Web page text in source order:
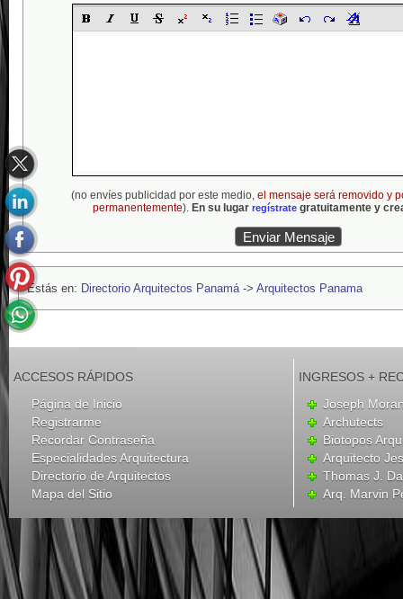
(no envíes publicidad por este medio, el mensaje será removido y
permanentemente). En su lugar regístrategratuitamente y
Estás en: Directorio Arquitectos Panamá-> Arquitectos Panama
ACCESOS RÁPIDOS
Página de Inicio
Registrarme
Recordar Contraseña
Especialidades Arquitectura
Directorio de Arquitectos
Mapa del Sitio
INGRESOS +
Joseph
Archutects
Biotopos
Arquitecto
Thomas J.
Arq. Marvin